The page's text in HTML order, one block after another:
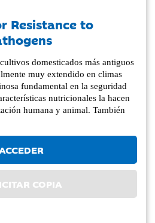
Resistance to
domesticados más antiguos
muy extendido en climas
fundamental en la seguridad
nutricionales la hacen
humana y animal. También
COPIA